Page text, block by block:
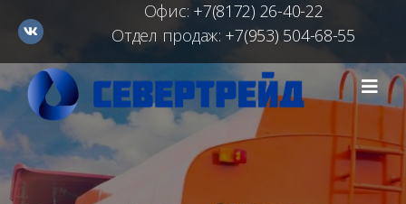
Офис: +7(8172) 26-40-22
Отдел продаж: +7(953) 504-68-55